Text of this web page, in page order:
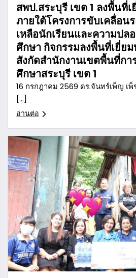
สพป.สระบุรี เขต 1 ลงพื้นที่
ภายใต้โครงการขับเคลื่อน
เหลือนักเรียนและความปล
ศึกษา กิจกรรมลงพื้นที่เยี่ย
สังกัดสำนักงานเขตพื้นที่กา
ศึกษาสระบุรี เขต 1
16 กรกฎาคม 2569 ดร.จันทร์เพ็ญ เ
[…]
อ่านต่อ